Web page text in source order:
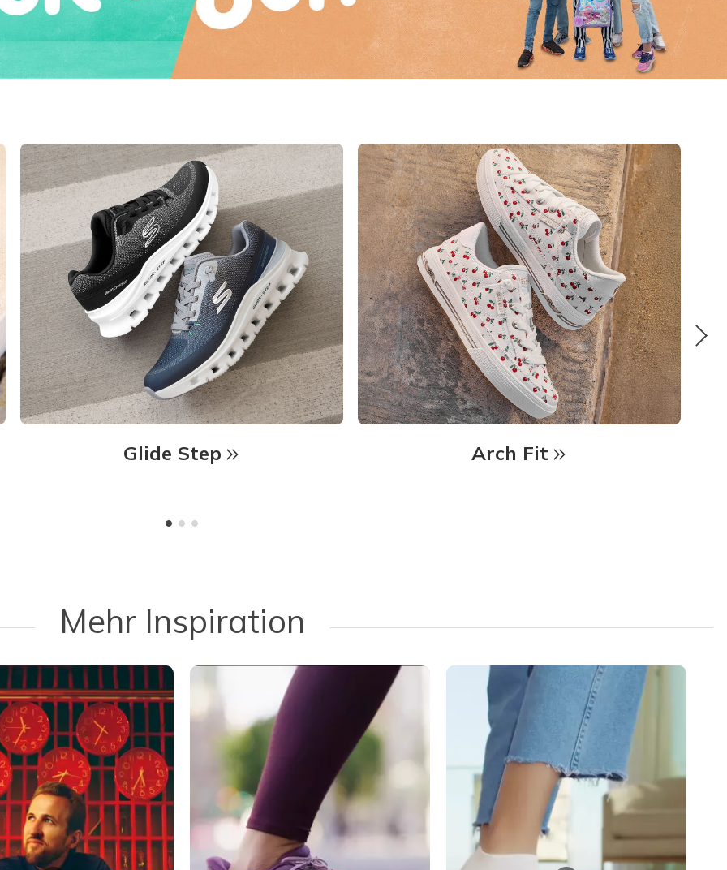
Glide Step Arch Fit
Mehr Inspiration